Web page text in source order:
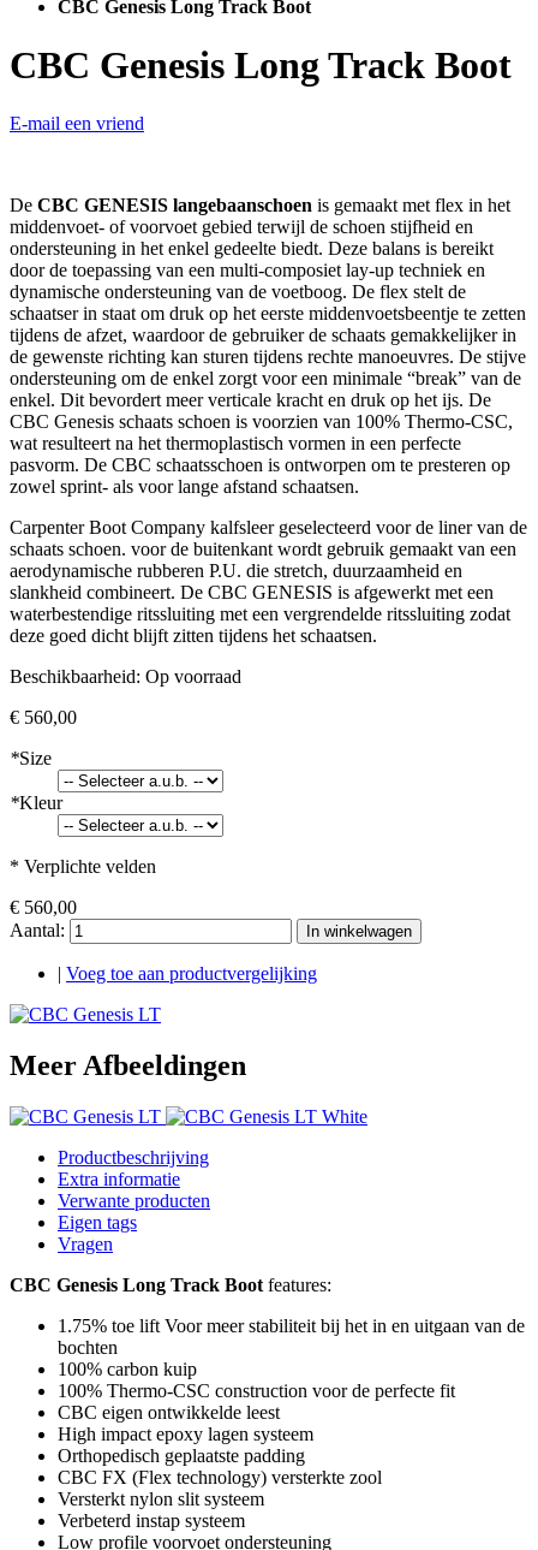
CBC Genesis Long Track Boot
CBC Genesis Long Track Boot
E-mail een vriend
De CBC GENESIS langebaanschoen is gemaakt met flex in het
middenvoet- of voorvoet gebied terwijl de schoen stijfheid en
ondersteuning in het enkel gedeelte biedt. Deze balans is bereikt
door de toepassing van een multi-composiet lay-up techniek en
dynamische ondersteuning van de voetboog. De flex stelt de
schaatser in staat om druk op het eerste middenvoetsbeentje te zetten
tijdens de afzet, waardoor de gebruiker de schaats gemakkelijker in
de gewenste richting kan sturen tijdens rechte manoeuvres. De stijve
ondersteuning om de enkel zorgt voor een minimale “break” van de
enkel. Dit bevordert meer verticale kracht en druk op het ijs. De
CBC Genesis schaats schoen is voorzien van 100% Thermo-CSC,
wat resulteert na het thermoplastisch vormen in een perfecte
pasvorm. De CBC schaatsschoen is ontworpen om te presteren op
zowel sprint- als voor lange afstand schaatsen.
Carpenter Boot Company kalfsleer geselecteerd voor de liner van de
schaats schoen. voor de buitenkant wordt gebruik gemaakt van een
aerodynamische rubberen P.U. die stretch, duurzaamheid en
slankheid combineert. De CBC GENESIS is afgewerkt met een
waterbestendige ritssluiting met een vergrendelde ritssluiting zodat
deze goed dicht blijft zitten tijdens het schaatsen.
Beschikbaarheid: Op voorraad
€ 560,00
*Size
*Kleur
* Verplichte velden
€ 560,00
Aantal:
In winkelwagen
Voeg toe aan productvergelijking
Meer Afbeeldingen
Productbeschrijving
Extra informatie
Verwante producten
Eigen tags
Vragen
CBC Genesis Long Track Boot features:
1.75% toe lift Voor meer stabiliteit bij het in en uitgaan van de
bochten
100% carbon kuip
100% Thermo-CSC construction voor de perfecte fit
CBC eigen ontwikkelde leest
High impact epoxy lagen systeem
Orthopedisch geplaatste padding
CBC FX (Flex technology) versterkte zool
Versterkt nylon slit systeem
Verbeterd instap systeem
Low profile voorvoet ondersteuning